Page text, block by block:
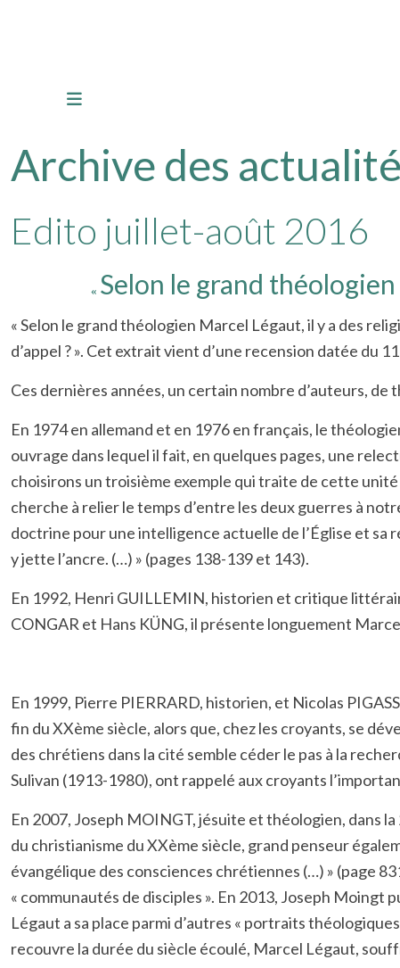
Archive des
Edito juillet-août 2016
« Selon le grand
« Selon le grand théologien Marcel Légaut, il y a des
d’appel ? ». Cet extrait vient d’une recension datée du
Ces dernières années, un certain nombre d’auteurs,
En 1974 en allemand et en 1976 en français, le
ouvrage dans lequel il fait, en quelques pages, une
choisirons un troisième exemple qui traite de cette
cherche à relier le temps d’entre les deux guerres à
doctrine pour une intelligence actuelle de l’Église et sa
y jette l’ancre. (…) » (pages 138-139 et 143).
En 1992, Henri GUILLEMIN, historien et critique
CONGAR et Hans KÜNG, il présente longuement
En 1999, Pierre PIERRARD, historien, et Nicolas
fin du XXème siècle, alors que, chez les croyants, se
des chrétiens dans la cité semble céder le pas à la
Sulivan (1913-1980), ont rappelé aux croyants
En 2007, Joseph MOINGT, jésuite et théologien, dans
du christianisme du XXème siècle, grand penseur
évangélique des consciences chrétiennes (…) » (page
« communautés de disciples ». En 2013, Joseph
Légaut a sa place parmi d’autres « portraits théologiques
recouvre la durée du siècle écoulé, Marcel Légaut,